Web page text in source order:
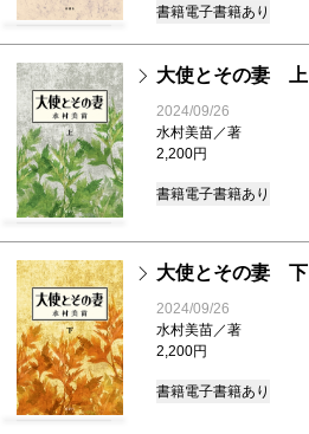
書籍電子書籍あり
大使とその妻 上
2024/09/26
水村美苗／著
2,200円
書籍電子書籍あり
大使とその妻 下
2024/09/26
水村美苗／著
2,200円
書籍電子書籍あり